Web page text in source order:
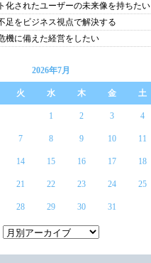
化されたユーザーの未来像を持ちたい
足をビジネス視点で解決する
機に備えた経営をしたい
2026年7月
火 水 木 金 土
1 2 3 4
7 8 9 10 11
14 15 16 17 18
21 22 23 24 25
28 29 30 31